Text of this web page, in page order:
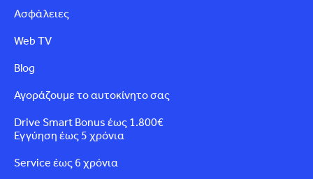
Ασφάλειες
Web TV
Blog
Αγοράζουμε το αυτοκίνητο σας
Drive Smart Bonus έως 1.800€
Εγγύηση έως 5 χρόνια
Service έως 6 χρόνια